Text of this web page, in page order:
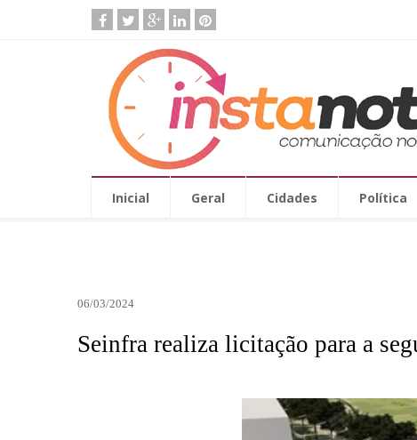
Inicial Geral Cidades Política
06/03/2024
Seinfra realiza licitação para a